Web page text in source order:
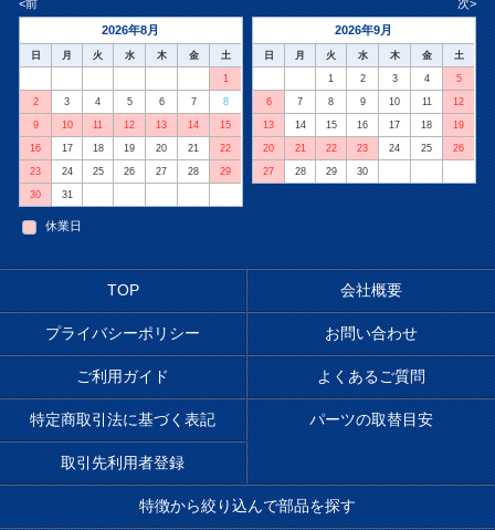
<前
次>
2026年8月
日 月 火 水 木 金 土
1
2 3 4 5 6 7 8
9 10 11 12 13 14 15
16 17 18 19 20 21 22
23 24 25 26 27 28 29
30 31
2026年9月
日 月 火 水 木 金 土
1 2 3 4 5
6 7 8 9 10 11 12
13 14 15 16 17 18 19
20 21 22 23 24 25 26
27 28 29 30
休業日
TOP 会社概要
プライバシーポリシー お問い合わせ
ご利用ガイド よくあるご質問
特定商取引法に基づく表記 パーツの取替目安
取引先利用者登録
特徴から絞り込んで部品を探す